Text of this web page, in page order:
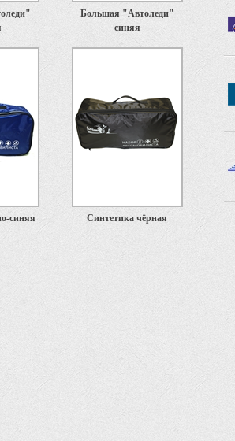
Большая "Автоледи"
синяя
синяя Синтетика чёрная